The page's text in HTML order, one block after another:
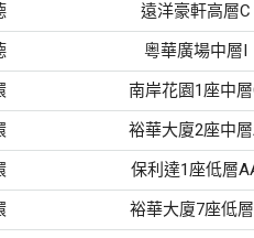
遠洋豪軒高層C
粵華廣場中層I
南岸花園1座中
裕華大廈2座中
保利達1座低層
裕華大廈7座低